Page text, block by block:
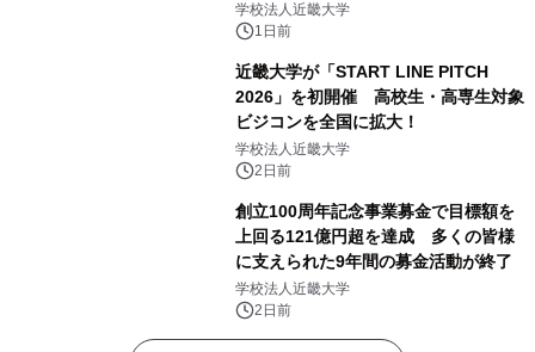
学校法人近畿大学
1日前
近畿大学が「START LINE PITCH
2026」を初開催 高校生・高専生対象
ビジコンを全国に拡大！
学校法人近畿大学
2日前
創立100周年記念事業募金で目標額を
上回る121億円超を達成 多くの皆様
に支えられた9年間の募金活動が終了
学校法人近畿大学
2日前